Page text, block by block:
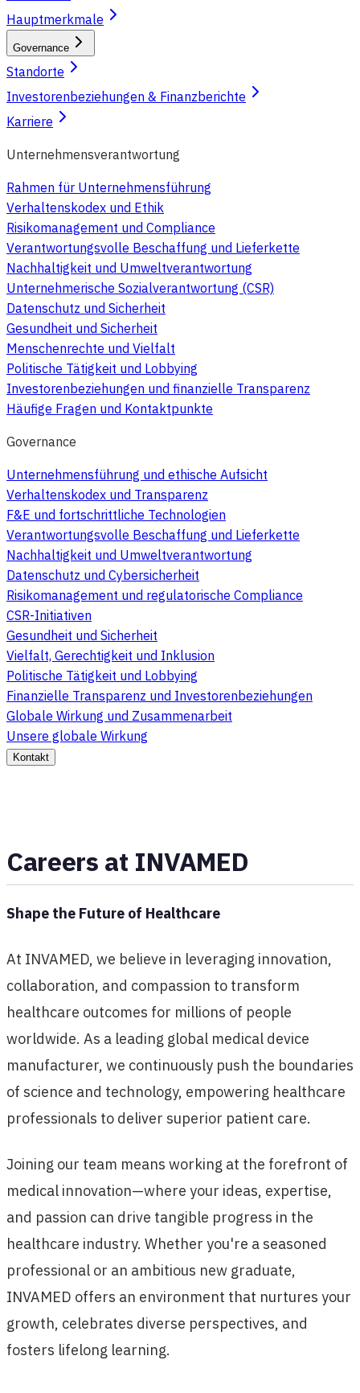
Hauptmerkmale
Governance
Standorte
Investorenbeziehungen & Finanzberichte
Karriere
Unternehmensverantwortung
Rahmen für Unternehmensführung
Verhaltenskodex und Ethik
Risikomanagement und Compliance
Verantwortungsvolle Beschaffung und Lieferkette
Nachhaltigkeit und Umweltverantwortung
Unternehmerische Sozialverantwortung (CSR)
Datenschutz und Sicherheit
Gesundheit und Sicherheit
Menschenrechte und Vielfalt
Politische Tätigkeit und Lobbying
Investorenbeziehungen und finanzielle Transparenz
Häufige Fragen und Kontaktpunkte
Governance
Unternehmensführung und ethische Aufsicht
Verhaltenskodex und Transparenz
F&E und fortschrittliche Technologien
Verantwortungsvolle Beschaffung und Lieferkette
Nachhaltigkeit und Umweltverantwortung
Datenschutz und Cybersicherheit
Risikomanagement und regulatorische Compliance
CSR-Initiativen
Gesundheit und Sicherheit
Vielfalt, Gerechtigkeit und Inklusion
Politische Tätigkeit und Lobbying
Finanzielle Transparenz und Investorenbeziehungen
Globale Wirkung und Zusammenarbeit
Unsere globale Wirkung
Kontakt
Careers at INVAMED
Shape the Future of Healthcare
At INVAMED, we believe in leveraging innovation,
collaboration, and compassion to transform
healthcare outcomes for millions of people
worldwide. As a leading global medical device
manufacturer, we continuously push the boundaries
of science and technology, empowering healthcare
professionals to deliver superior patient care.
Joining our team means working at the forefront of
medical innovation—where your ideas, expertise,
and passion can drive tangible progress in the
healthcare industry. Whether you're a seasoned
professional or an ambitious new graduate,
INVAMED offers an environment that nurtures your
growth, celebrates diverse perspectives, and
fosters lifelong learning.